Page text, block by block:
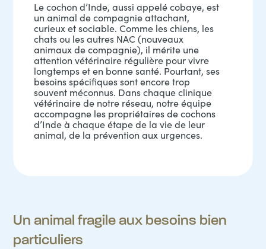
Le cochon d’Inde, aussi appelé cobaye, est
un animal de compagnie attachant,
curieux et sociable. Comme les chiens, les
chats ou les autres NAC (nouveaux
animaux de compagnie), il mérite une
attention vétérinaire régulière pour vivre
longtemps et en bonne santé. Pourtant, ses
besoins spécifiques sont encore trop
souvent méconnus. Dans chaque clinique
vétérinaire de notre réseau, notre équipe
accompagne les propriétaires de cochons
d’Inde à chaque étape de la vie de leur
animal, de la prévention aux urgences.
Un animal fragile aux besoins bien
particuliers